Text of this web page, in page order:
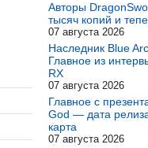
Авторы
тысяч копий и
07 августа 2026
Наследник Blue
Главное из
RX
07 августа 2026
Главное с
God — дата
карта
07 августа 2026